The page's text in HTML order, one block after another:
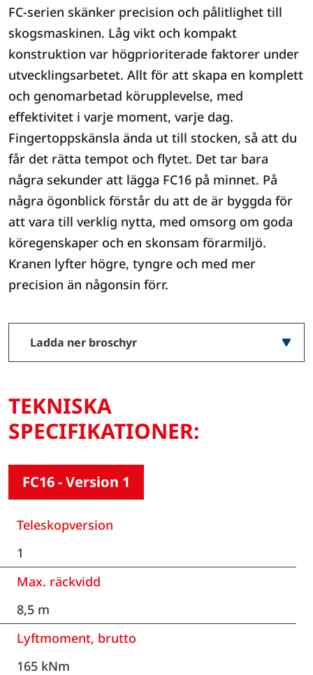
FC-serien skänker precision och pålitlighet till
skogsmaskinen. Låg vikt och kompakt
konstruktion var högprioriterade faktorer under
utvecklingsarbetet. Allt för att skapa en komplett
och genomarbetad körupplevelse, med
effektivitet i varje moment, varje dag.
Fingertoppskänsla ända ut till stocken, så att du
får det rätta tempot och flytet. Det tar bara
några sekunder att lägga FC16 på minnet. På
några ögonblick förstår du att de är byggda för
att vara till verklig nytta, med omsorg om goda
köregenskaper och en skonsam förarmiljö.
Kranen lyfter högre, tyngre och med mer
precision än någonsin förr.
Ladda ner broschyr
TEKNISKA
SPECIFIKATIONER:
FC16 - Version 1
Teleskopversion
1
Max. räckvidd
8,5 m
Lyftmoment, brutto
165 kNm